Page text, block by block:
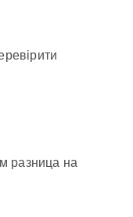
разница на